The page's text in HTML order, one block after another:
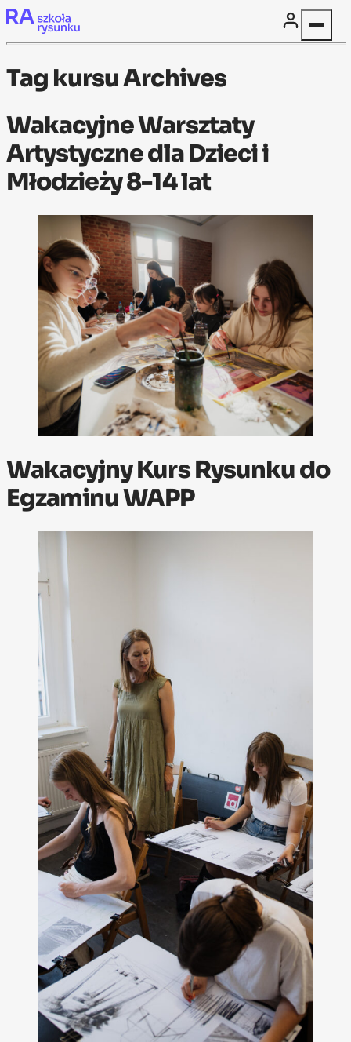
Skip to content
Tag kursu Archives
Wakacyjne Warsztaty
Artystyczne dla Dzieci i
Młodzieży 8-14 lat
Wakacyjny Kurs Rysunku do
Egzaminu WAPP